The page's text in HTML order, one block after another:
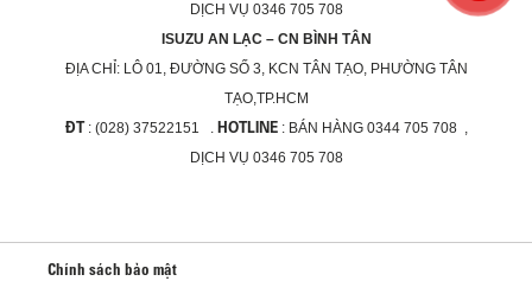
DỊCH VỤ 0346 705 708
ISUZU AN LẠC – CN BÌNH TÂN
ĐỊA CHỈ: LÔ 01, ĐƯỜNG SỐ 3, KCN TÂN TẠO, PHƯỜNG TÂN
TẠO,TP.HCM
ĐT: (028) 37522151 .HOTLINE: BÁN HÀNG 0344 705 708 ,
DỊCH VỤ 0346 705 708
Chính sách bảo mật